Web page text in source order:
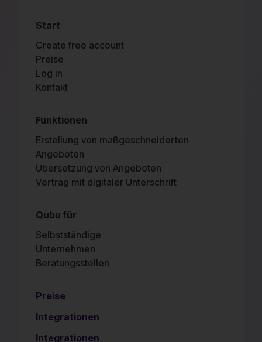
Start
Create free account
Preise
Log in
Kontakt
Funktionen
Erstellung von maßgeschneiderten
Angeboten
Übersetzung von Angeboten
Vertrag mit digitaler Unterschrift
Qubu für
Selbstständige
Unternehmen
Beratungsstellen
Preise
Integrationen
Integrationen